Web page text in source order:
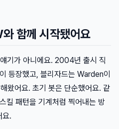
함께 시작됐어요
기가 아니에요. 2004년 출시 직
등장했고, 블리자드는 Warden이
왔어요. 초기 봇은 단순했어요. 같
킬 패턴을 기계처럼 찍어내는 방
요.